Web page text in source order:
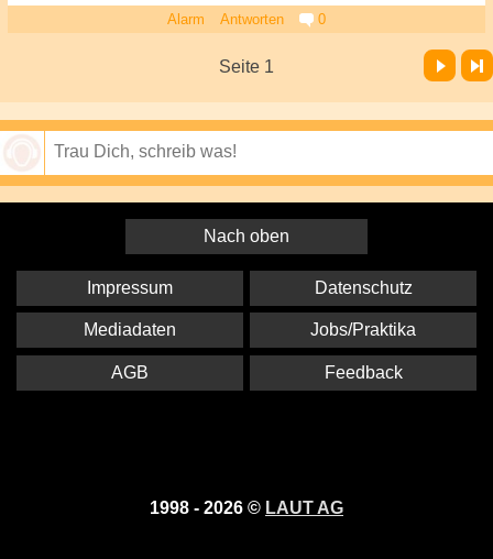
Alarm Antworten 0
Seite 1
Vor Letzte Seite
Nach oben
1998 - 2026 © LAUT AG
Impressum Datenschutz
Mediadaten Jobs/Praktika
AGB Feedback